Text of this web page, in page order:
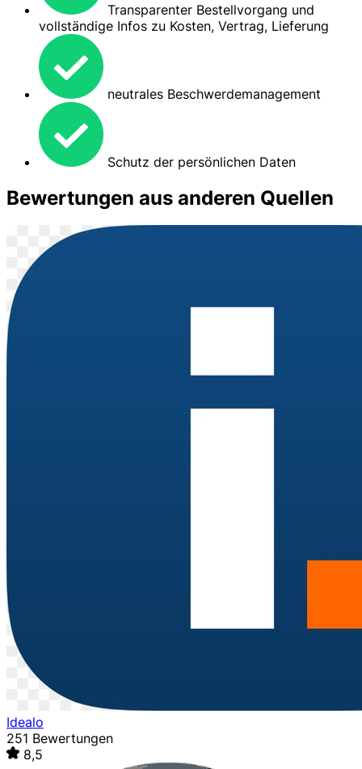
Transparenter Bestellvorgang und
vollständige Infos zu Kosten, Vertrag, Lieferung
neutrales Beschwerdemanagement
Schutz der persönlichen Daten
Bewertungen aus anderen Quellen
Idealo
251 Bewertungen
8,5